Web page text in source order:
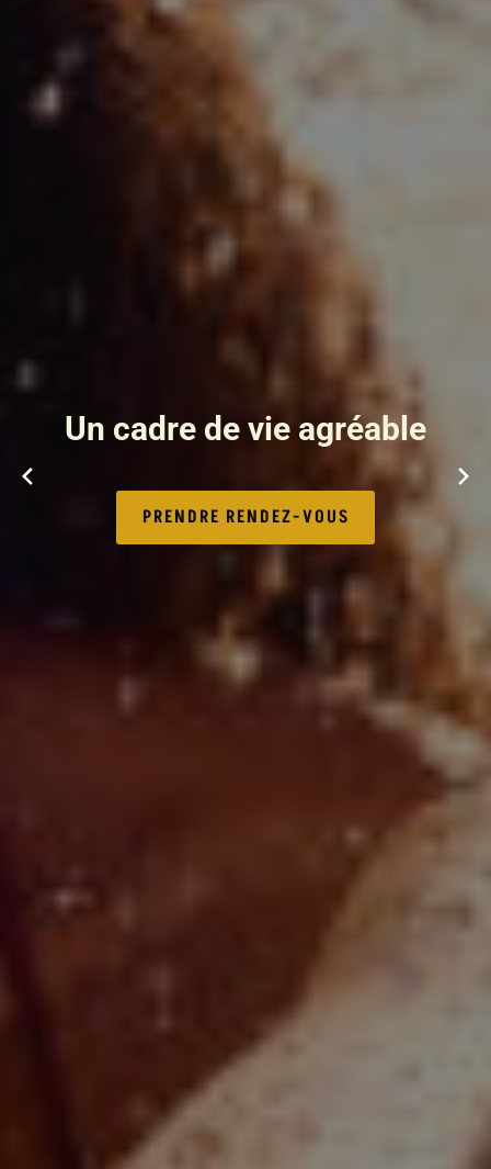
Un cadre de vie agréable
PRENDRE RENDEZ-VOUS